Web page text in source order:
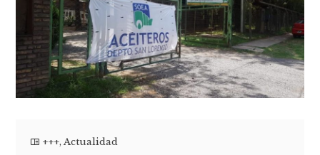
+++,Actualidad